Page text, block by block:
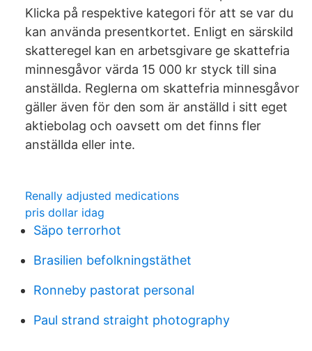
Klicka på respektive kategori för att se var du
kan använda presentkortet. Enligt en särskild
skatteregel kan en arbetsgivare ge skattefria
minnesgåvor värda 15 000 kr styck till sina
anställda. Reglerna om skattefria minnesgåvor
gäller även för den som är anställd i sitt eget
aktiebolag och oavsett om det finns fler
anställda eller inte.
Renally adjusted medications
pris dollar idag
Säpo terrorhot
Brasilien befolkningstäthet
Ronneby pastorat personal
Paul strand straight photography